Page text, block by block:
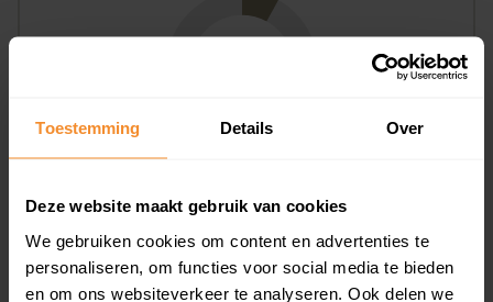
Toestemming Details Over
Deze website maakt gebruik van cookies
We gebruiken cookies om content en advertenties te
personaliseren, om functies voor social media te bieden
en om ons websiteverkeer te analyseren. Ook delen we